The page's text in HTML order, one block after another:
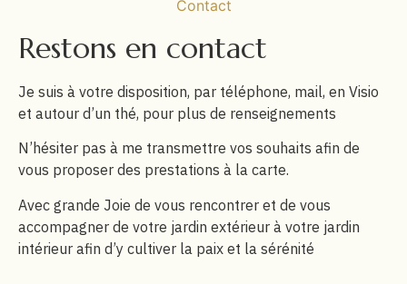
Contact
Restons en contact
Je suis à votre disposition, par téléphone, mail, en Visio
et autour d’un thé, pour plus de renseignements
N’hésiter pas à me transmettre vos souhaits afin de
vous proposer des prestations à la carte.
Avec grande Joie de vous rencontrer et de vous
accompagner de votre jardin extérieur à votre jardin
intérieur afin d’y cultiver la paix et la sérénité